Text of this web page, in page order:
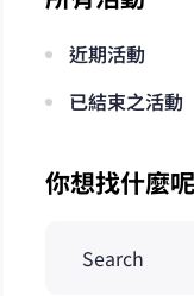
近期活動
已結束之活動
你想找什麼